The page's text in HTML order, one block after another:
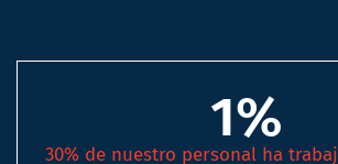
30% de nuestro personal ha
1%